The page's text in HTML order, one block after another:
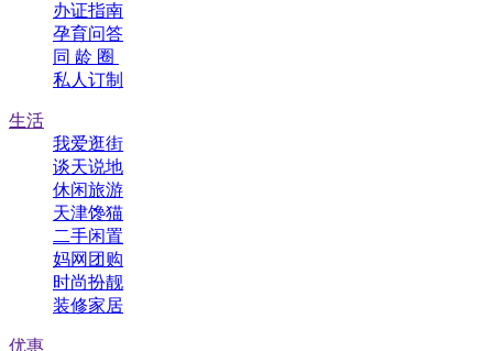
办证指南
孕育问答
同 龄 圈
私人订制
生活
我爱逛街
谈天说地
休闲旅游
天津馋猫
二手闲置
妈网团购
时尚扮靓
装修家居
优惠